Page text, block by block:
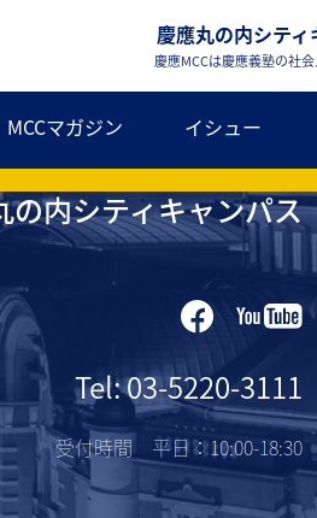
慶應丸の内シティ
慶應MCCは慶應義塾の社
MCCマガジン イシュー
の内シティキャンパス
Tel: 03-5220-3111
受付時間 平日：10:00-18:30